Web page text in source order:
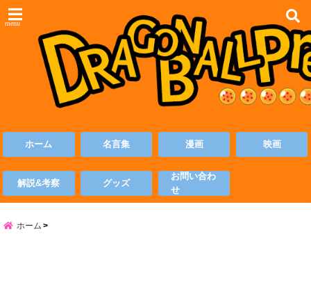
menu
ホーム 名言集 漫画 映画
解説&考察 グッズ
お問い合わ
せ
ホーム